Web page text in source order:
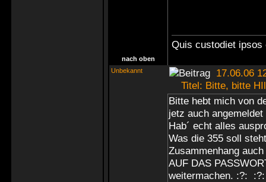
Quis custodiet ipsos
nach oben
Unbekannt
17.06.06
Titel: Bitte, bitte
Bitte hebt mich von
jetz auch
Hab´ echt alles
Was die 355 soll
Zusammenhang
AUF DAS
weitermachen. :?: